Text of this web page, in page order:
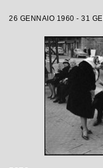
26 GENNAIO 1960 - 31